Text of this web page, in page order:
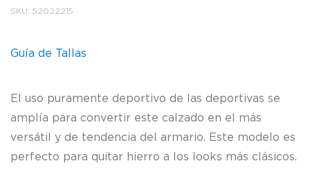
SKU: 52022215
Guía de Tallas
El uso puramente deportivo de las deportivas se
amplía para convertir este calzado en el más
versátil y de tendencia del armario. Este modelo es
perfecto para quitar hierro a los looks más clásicos.